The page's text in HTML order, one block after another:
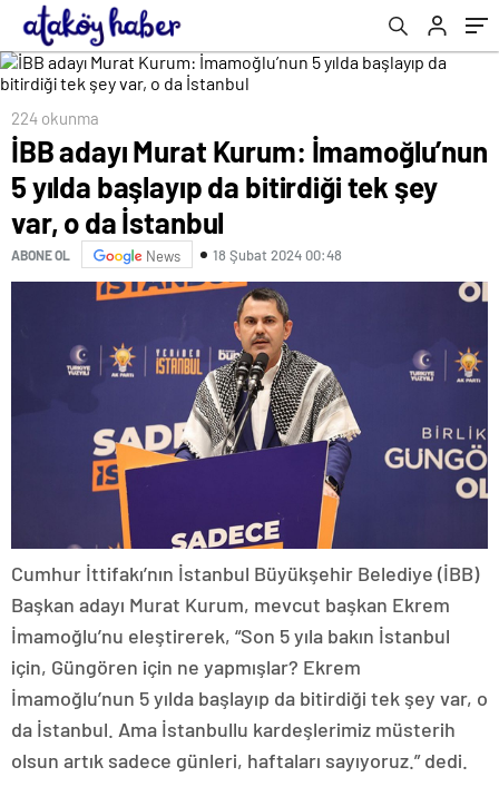
İstanbul
224 okunma
İBB adayı Murat Kurum: İmamoğlu’nun
5 yılda başlayıp da bitirdiği tek şey
var, o da İstanbul
ABONE OL News 18 Şubat 2024 00:48
Cumhur İttifakı’nın İstanbul Büyükşehir Belediye (İBB)
Başkan adayı Murat Kurum, mevcut başkan Ekrem
İmamoğlu’nu eleştirerek, “Son 5 yıla bakın İstanbul
için, Güngören için ne yapmışlar? Ekrem
İmamoğlu’nun 5 yılda başlayıp da bitirdiği tek şey var, o
da İstanbul. Ama İstanbullu kardeşlerimiz müsterih
olsun artık sadece günleri, haftaları sayıyoruz.” dedi.